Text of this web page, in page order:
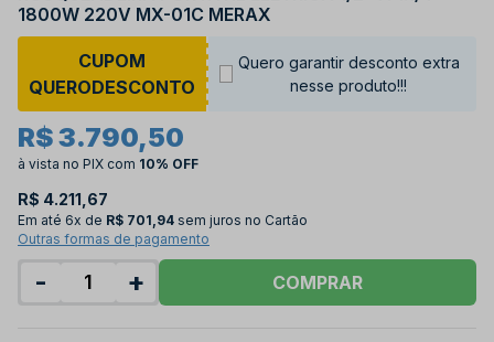
1800W 220V MX-01C MERAX
CUPOM
QUERODESCONTO
Quero garantir desconto extra
nesse produto!!!
R$ 3.790,50
à vista no PIX com 10% OFF
R$ 4.211,67
Em até 6x de R$ 701,94 sem juros no Cartão
Outras formas de pagamento
- + COMPRAR